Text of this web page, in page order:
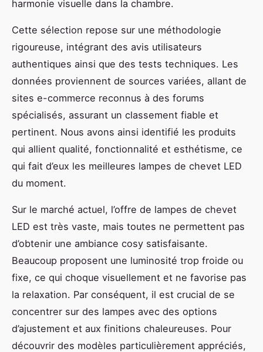
harmonie visuelle dans la chambre.
Cette sélection repose sur une méthodologie
rigoureuse, intégrant des avis utilisateurs
authentiques ainsi que des tests techniques. Les
données proviennent de sources variées, allant de
sites e-commerce reconnus à des forums
spécialisés, assurant un classement fiable et
pertinent. Nous avons ainsi identifié les produits
qui allient qualité, fonctionnalité et esthétisme, ce
qui fait d’eux les meilleures lampes de chevet LED
du moment.
Sur le marché actuel, l’offre de lampes de chevet
LED est très vaste, mais toutes ne permettent pas
d’obtenir une ambiance cosy satisfaisante.
Beaucoup proposent une luminosité trop froide ou
fixe, ce qui choque visuellement et ne favorise pas
la relaxation. Par conséquent, il est crucial de se
concentrer sur des lampes avec des options
d’ajustement et aux finitions chaleureuses. Pour
découvrir des modèles particulièrement appréciés,